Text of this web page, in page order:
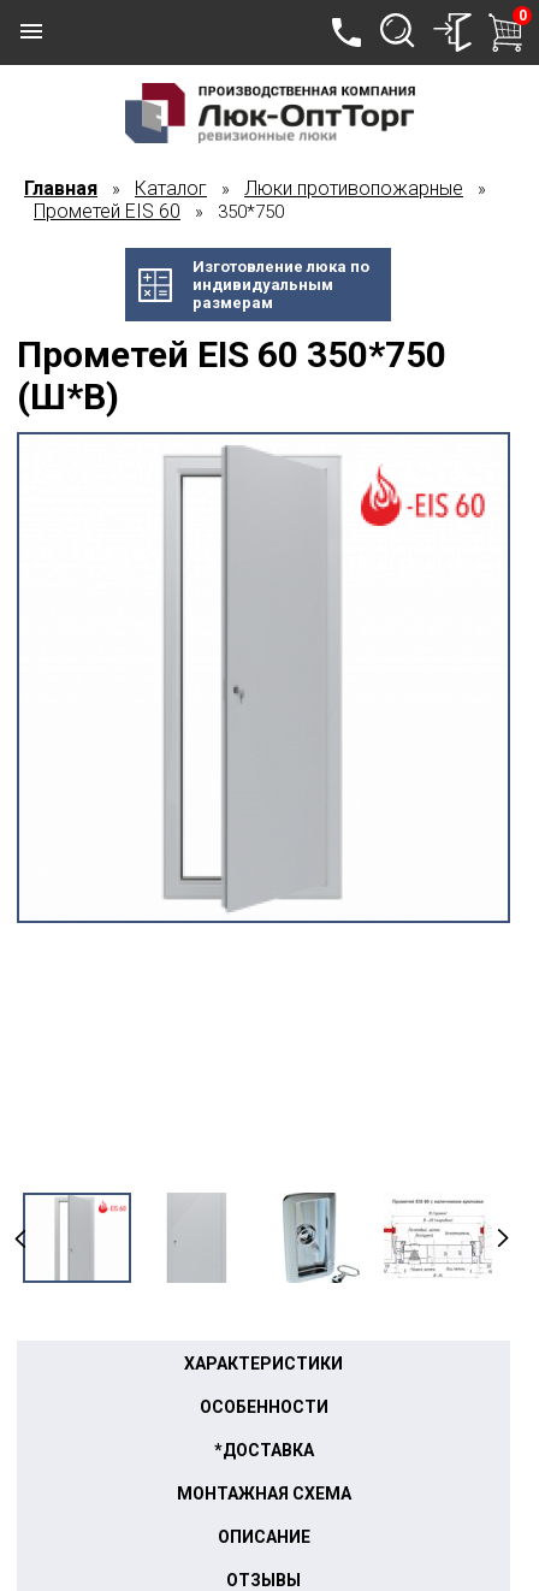
0
Главная » Каталог » Люки противопожарные »
Прометей EIS 60 » 350*750
Изготовление люка по
индивидуальным
размерам
Прометей EIS 60 350*750
(Ш*В)
ХАРАКТЕРИСТИКИ
ОСОБЕННОСТИ
*ДОСТАВКА
МОНТАЖНАЯ СХЕМА
ОПИСАНИЕ
ОТЗЫВЫ